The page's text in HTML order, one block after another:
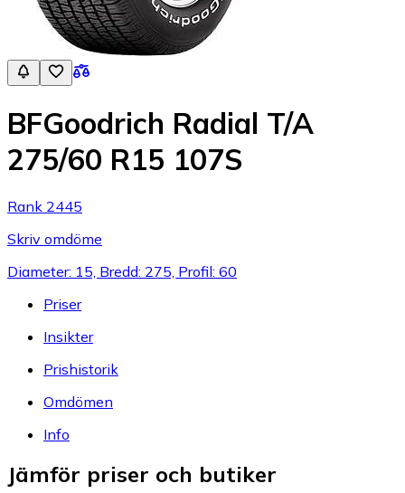
BFGoodrich Radial T/A
275/60 R15 107S
Rank 2445
Skriv omdöme
Diameter: 15, Bredd: 275, Profil: 60
Priser
Insikter
Prishistorik
Omdömen
Info
Jämför priser och butiker